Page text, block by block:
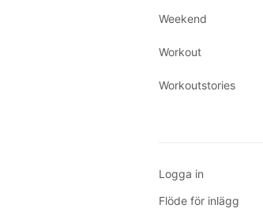
Weekend
Workout
Workoutstories
Logga in
Flöde för inlägg